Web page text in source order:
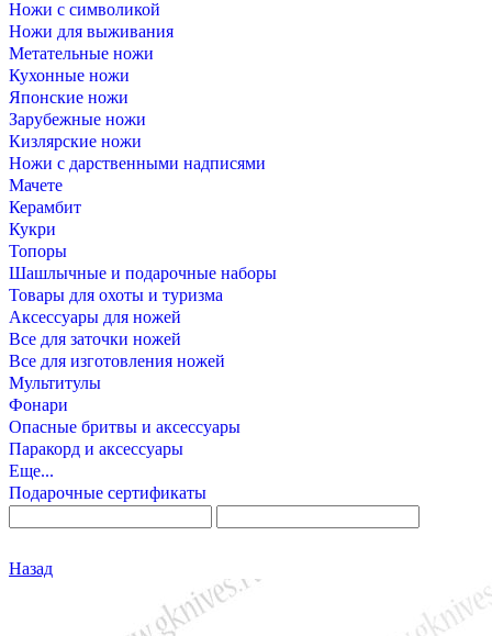
Ножи с символикой
Ножи для выживания
Метательные ножи
Кухонные ножи
Японские ножи
Зарубежные ножи
Кизлярские ножи
Ножи с дарственными надписями
Мачете
Керамбит
Кукри
Топоры
Шашлычные и подарочные наборы
Товары для охоты и туризма
Аксессуары для ножей
Все для заточки ножей
Все для изготовления ножей
Мультитулы
Фонари
Опасные бритвы и аксессуары
Паракорд и аксессуары
Еще...
Подарочные сертификаты
Назад